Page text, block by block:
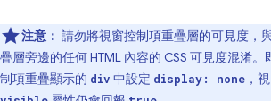
注意： 請勿將視窗控制項重疊層的可見度，
疊層旁邊的任何 HTML 內容的 CSS 可見度混淆
制項重疊顯示的 div 中設定 display: none ，